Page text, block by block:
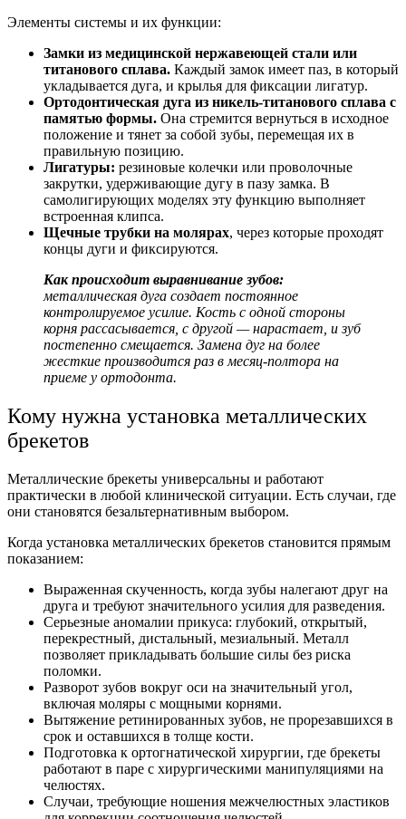
Элементы системы и их функции:
Замки из медицинской нержавеющей стали или
титанового сплава. Каждый замок имеет паз, в который
укладывается дуга, и крылья для фиксации лигатур.
Ортодонтическая дуга из никель-титанового сплава с
памятью формы. Она стремится вернуться в исходное
положение и тянет за собой зубы, перемещая их в
правильную позицию.
Лигатуры: резиновые колечки или проволочные
закрутки, удерживающие дугу в пазу замка. В
самолигирующих моделях эту функцию выполняет
встроенная клипса.
Щечные трубки на молярах, через которые проходят
концы дуги и фиксируются.
Как происходит выравнивание зубов:
металлическая дуга создает постоянное
контролируемое усилие. Кость с одной стороны
корня рассасывается, с другой — нарастает, и зуб
постепенно смещается. Замена дуг на более
жесткие производится раз в месяц-полтора на
приеме у ортодонта.
Кому нужна установка металлических
брекетов
Металлические брекеты универсальны и работают
практически в любой клинической ситуации. Есть случаи, где
они становятся безальтернативным выбором.
Когда установка металлических брекетов становится прямым
показанием:
Выраженная скученность, когда зубы налегают друг на
друга и требуют значительного усилия для разведения.
Серьезные аномалии прикуса: глубокий, открытый,
перекрестный, дистальный, мезиальный. Металл
позволяет прикладывать большие силы без риска
поломки.
Разворот зубов вокруг оси на значительный угол,
включая моляры с мощными корнями.
Вытяжение ретинированных зубов, не прорезавшихся в
срок и оставшихся в толще кости.
Подготовка к ортогнатической хирургии, где брекеты
работают в паре с хирургическими манипуляциями на
челюстях.
Случаи, требующие ношения межчелюстных эластиков